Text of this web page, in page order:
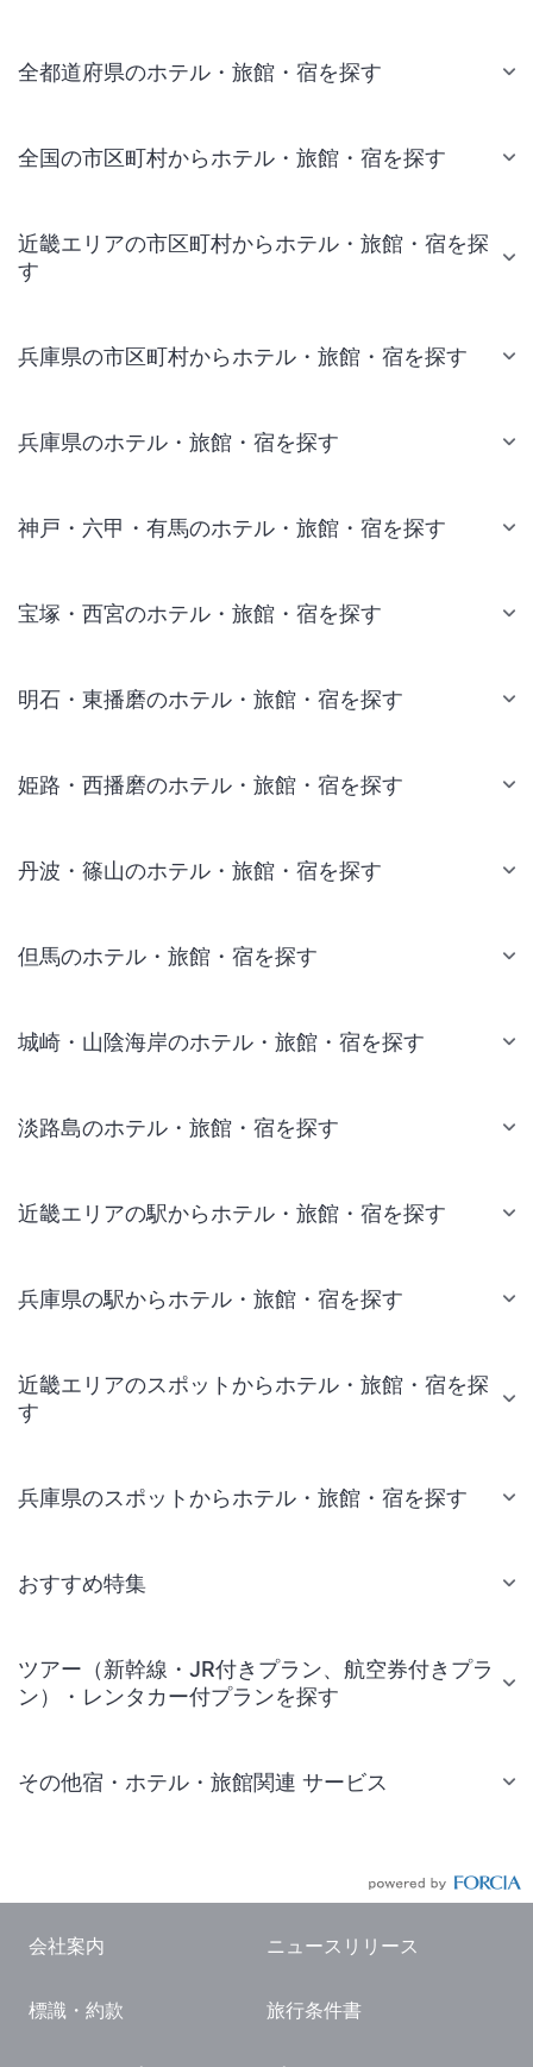
全都道府県のホテル・旅館・宿を探す
全国の市区町村からホテル・旅館・宿を探す
近畿エリアの市区町村からホテル・旅館・宿を探
す
兵庫県の市区町村からホテル・旅館・宿を探す
兵庫県のホテル・旅館・宿を探す
神戸・六甲・有馬のホテル・旅館・宿を探す
宝塚・西宮のホテル・旅館・宿を探す
明石・東播磨のホテル・旅館・宿を探す
姫路・西播磨のホテル・旅館・宿を探す
丹波・篠山のホテル・旅館・宿を探す
但馬のホテル・旅館・宿を探す
城崎・山陰海岸のホテル・旅館・宿を探す
淡路島のホテル・旅館・宿を探す
近畿エリアの駅からホテル・旅館・宿を探す
兵庫県の駅からホテル・旅館・宿を探す
近畿エリアのスポットからホテル・旅館・宿を探
す
兵庫県のスポットからホテル・旅館・宿を探す
おすすめ特集
ツアー（新幹線・JR付きプラン、航空券付きプラ
ン）・レンタカー付プランを探す
その他宿・ホテル・旅館関連 サービス
国内観光ガイド
会社案内 ニュースリリース
標識・約款 旅行条件書